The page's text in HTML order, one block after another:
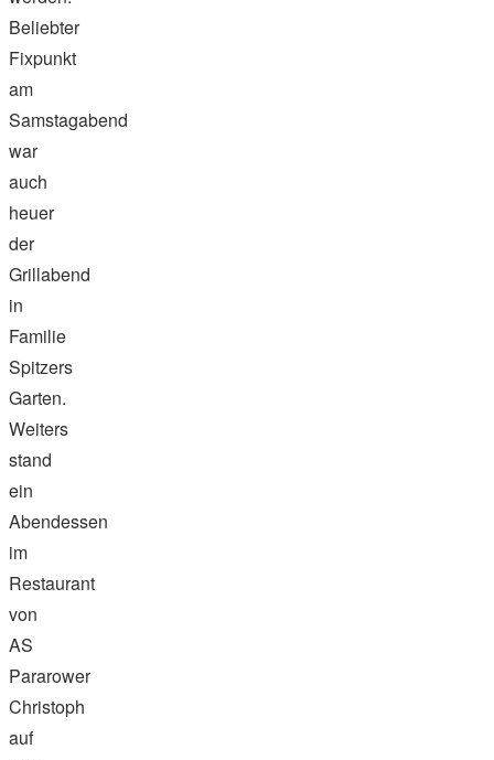
Beliebter
Fixpunkt
am
Samstagabend
war
auch
heuer
der
Grillabend
in
Familie
Spitzers
Garten.
Weiters
stand
ein
Abendessen
im
Restaurant
von
AS
Pararower
Christoph
auf